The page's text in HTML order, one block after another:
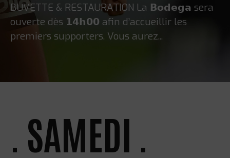
BUVETTE & RESTAURATION La 𝗕𝗼𝗱𝗲𝗴𝗮 sera
ouverte dès 𝟭𝟰𝗵𝟬𝟬 afin d’accueillir les
premiers supporters. Vous aurez...
. SAMEDI .